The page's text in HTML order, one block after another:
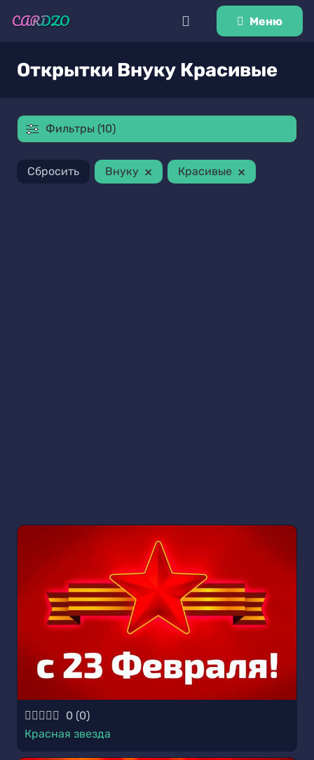
Меню
Открытки Внуку Красивые
Фильтры (10)
Сбросить Внуку × Красивые ×
0 (0)
Красная звезда